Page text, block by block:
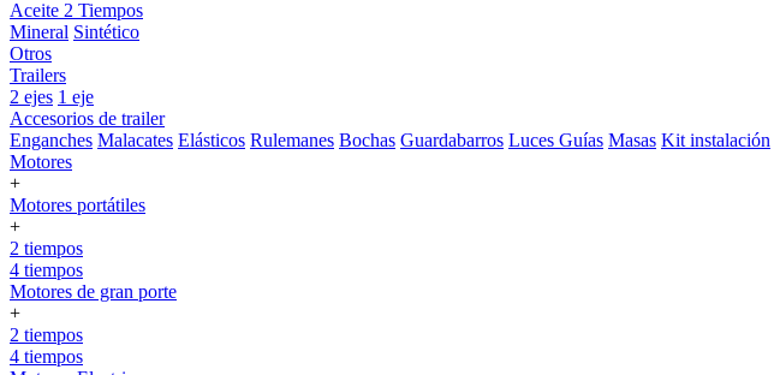
Aceite 2 Tiempos
Mineral Sintético
Otros
Trailers
2 ejes 1 eje
Accesorios de trailer
Enganches Malacates Elásticos Rulemanes Bochas Guardabarros Luces Guías Masas Kit instalación
Motores
+
Motores portátiles
+
2 tiempos
4 tiempos
Motores de gran porte
+
2 tiempos
4 tiempos